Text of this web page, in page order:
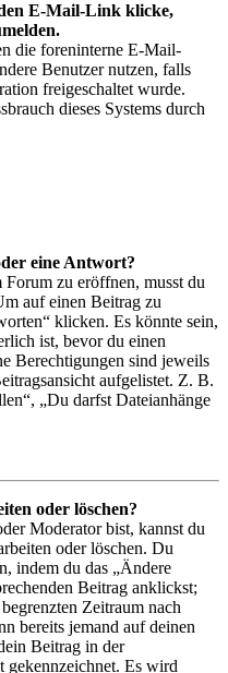
E-Mail-Link klicke,
die foreninterne E-Mail-
Benutzer nutzen, falls
freigeschaltet wurde.
dieses Systems durch
eine Antwort?
zu eröffnen, musst du
auf einen Beitrag zu
klicken. Es könnte sein,
ist, bevor du einen
Berechtigungen sind jeweils
aufgelistet. Z. B.
„Du darfst Dateianhänge
oder löschen?
Moderator bist, kannst du
oder löschen. Du
indem du das „Ändere
Beitrag anklickst;
Zeitraum nach
bereits jemand auf deinen
Beitrag in der
gekennzeichnet. Es wird